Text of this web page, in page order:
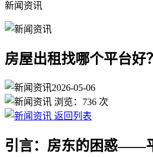
新闻资讯
房屋出租找哪个平台好
2026-05-06
浏览： 736 次
返回列表
引言：房东的困惑——